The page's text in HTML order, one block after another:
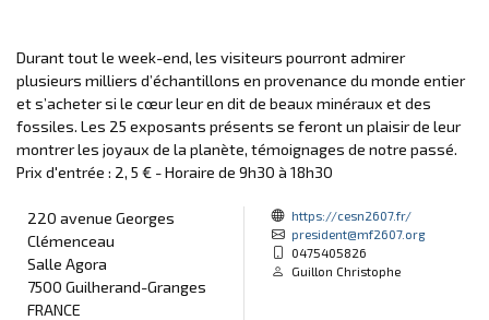
Durant tout le week-end, les visiteurs pourront admirer
plusieurs milliers d’échantillons en provenance du monde entier
et s’acheter si le cœur leur en dit de beaux minéraux et des
fossiles. Les 25 exposants présents se feront un plaisir de leur
montrer les joyaux de la planète, témoignages de notre passé.
Prix d'entrée : 2, 5 € - Horaire de 9h30 à 18h30
220 avenue Georges
Clémenceau
Salle Agora
7500 Guilherand-Granges
FRANCE
https://cesn2607.fr/
president@mf2607.org
0475405826
Guillon Christophe